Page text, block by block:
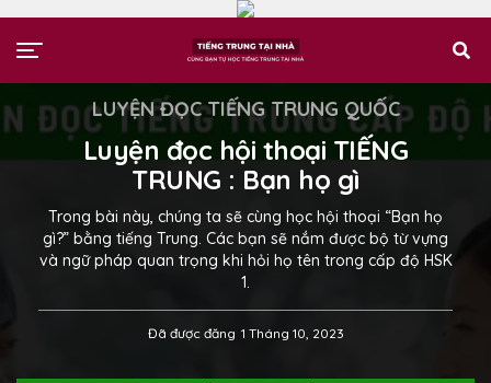
LUYỆN ĐỌC TIẾNG TRUNG QUỐC
Luyện đọc hội thoại TIẾNG
TRUNG : Bạn họ gì
Trong bài này, chúng ta sẽ cùng học hội thoại “Bạn họ
gì?” bằng tiếng Trung. Các bạn sẽ nắm được bộ từ vựng
và ngữ pháp quan trọng khi hỏi họ tên trong cấp độ HSK
1.
Đã được đăng 1 Tháng 10, 2023